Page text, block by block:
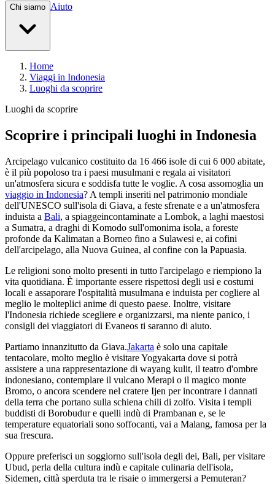
Chi siamo Aiuto
Home
Viaggi in Indonesia
Luoghi da scoprire
Luoghi da scoprire
Scoprire i principali luoghi in Indonesia
Arcipelago vulcanico costituito da 16 466 isole di cui 6 000 abitate,
è il più popoloso tra i paesi musulmani e regala ai visitatori
un'atmosfera sicura e soddisfa tutte le voglie. A cosa assomoglia un
viaggio in Indonesia? A templi inseriti nel patrimonio mondiale
dell'UNESCO sull'isola di Giava, a feste sfrenate e a un'atmosfera
induista a Bali, a spiaggeincontaminate a Lombok, a laghi maestosi
a Sumatra, a draghi di Komodo sull'omonima isola, a foreste
profonde da Kalimatan a Borneo fino a Sulawesi e, ai cofini
dell'arcipelago, alla Nuova Guinea, al confine con la Papuasia.
Le religioni sono molto presenti in tutto l'arcipelago e riempiono la
vita quotidiana. È importante essere rispettosi degli usi e costumi
locali e assaporare l'ospitalità musulmana e induista per cogliere al
meglio le molteplici anime di questo paese. Inoltre, visitare
l'Indonesia richiede scegliere e organizzarsi, ma niente panico, i
consigli dei viaggiatori di Evaneos ti saranno di aiuto.
Partiamo innanzitutto da Giava.Jakarta è solo una capitale
tentacolare, molto meglio è visitare Yogyakarta dove si potrà
assistere a una rappresentazione di wayang kulit, il teatro d'ombre
indonesiano, contemplare il vulcano Merapi o il magico monte
Bromo, o ancora scendere nel cratere Ijen per incontrare i dannati
della terra che portano sulla schiena chili di zolfo. Visita i templi
buddisti di Borobudur e quelli indù di Prambanan e, se le
temperature equatoriali sono soffocanti, vai a Malang, famosa per la
sua frescura.
Oppure preferisci un soggiorno sull'isola degli dei, Bali, per visitare
Ubud, perla della cultura indù e capitale culinaria dell'isola,
Sidemen, città sperduta tra le risaie o immergersi a Pemuteran?